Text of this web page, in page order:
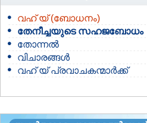
വഹ് യ് (ബോധനം)
തേനീച്ചയുടെ സഹജബോധം
തോന്നല്‍
വിചാരങ്ങള്‍
വഹ് യ് പ്രവാചകന്മാര്‍ക്ക്